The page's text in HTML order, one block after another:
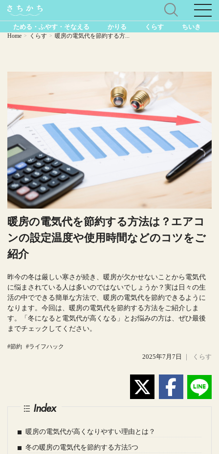
ためる・ふやす・そなえる かりる くらす ちいき
Home > くらす > 暖房の電気代を節約する方...
暖房の電気代を節約する方法は？エアコ
ンの設定温度や使用時間などのコツをご
紹介
昨今の冬は厳しい寒さが続き、暖房が欠かせないことから電気代
に悩まされている人は多いのではないでしょうか？実は日々の生
活の中でできる簡単な方法で、暖房の電気代を節約できるように
なります。今回は、暖房の電気代を節約する方法をご紹介しま
す。「冬になると電気代が高くなる」とお悩みの方は、ぜひ最後
までチェックしてください。
#節約 #ライフハック
2025年7月7日 ｜ くらす
Index
暖房の電気代が高くなりやすい理由とは？
冬の暖房の電気代を節約する方法5つ